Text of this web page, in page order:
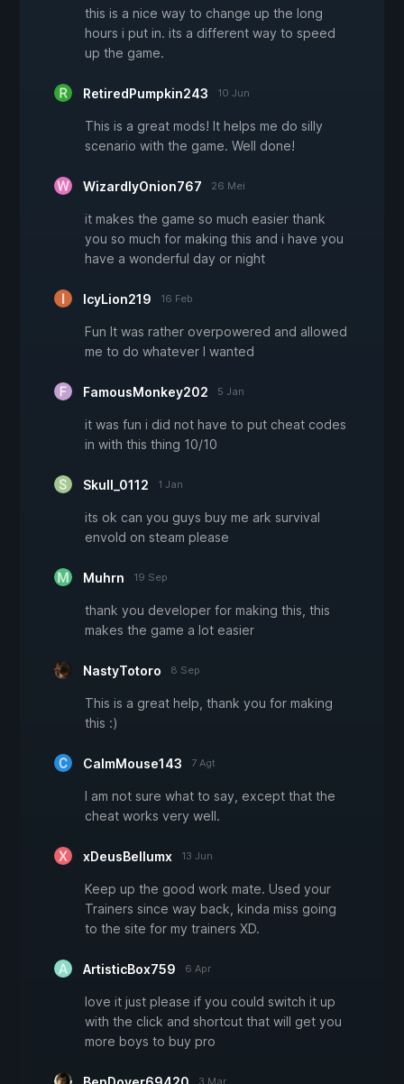
this is a nice way to change up the long
hours i put in. its a different way to speed
up the game.
RetiredPumpkin243 10 Jun
This is a great mods! It helps me do silly
scenario with the game. Well done!
WizardlyOnion767 26 Mei
it makes the game so much easier thank
you so much for making this and i have you
have a wonderful day or night
IcyLion219 16 Feb
Fun It was rather overpowered and allowed
me to do whatever I wanted
FamousMonkey202 5 Jan
it was fun i did not have to put cheat codes
in with this thing 10/10
Skull_0112 1 Jan
its ok can you guys buy me ark survival
envold on steam please
Muhrn 19 Sep
thank you developer for making this, this
makes the game a lot easier
NastyTotoro 8 Sep
This is a great help, thank you for making
this :)
CalmMouse143 7 Agt
I am not sure what to say, except that the
cheat works very well.
xDeusBellumx 13 Jun
Keep up the good work mate. Used your
Trainers since way back, kinda miss going
to the site for my trainers XD.
ArtisticBox759 6 Apr
love it just please if you could switch it up
with the click and shortcut that will get you
more boys to buy pro